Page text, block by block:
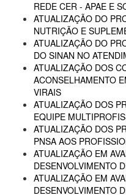
REDE CER - APAE E
ATUALIZAÇÃO DO
NUTRIÇÃO E
ATUALIZAÇÃO DO
DO SINAN NO
ATUALIZAÇÃO DOS
ACONSELHAMENTO
VIRAIS
ATUALIZAÇÃO DOS
EQUIPE
ATUALIZAÇÃO DOS
PNSA AOS
ATUALIZAÇÃO EM
DESENVOLVIMENTO
ATUALIZAÇÃO EM
DESENVOLVIMENTO